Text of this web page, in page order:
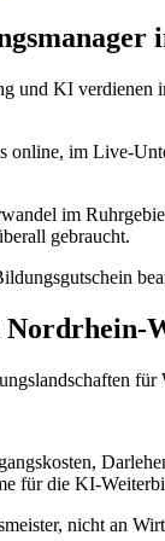
und KI
online, im Live-
im
gebraucht.
für die KI-
nicht an